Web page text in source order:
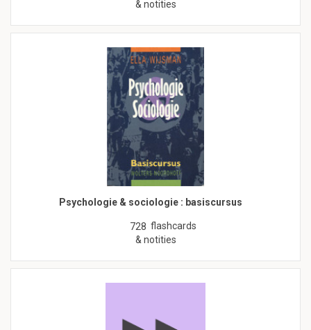
& notities
Psychologie & sociologie : basiscursus
728 flashcards
& notities